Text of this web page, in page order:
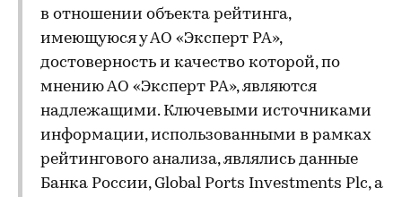
в отношении объекта рейтинга,
имеющуюся у АО «Эксперт РА»,
достоверность и качество которой, по
мнению АО «Эксперт РА», являются
надлежащими. Ключевыми источниками
информации, использованными в рамках
рейтингового анализа, являлись данные
Банка России, Global Ports Investments Plc, а